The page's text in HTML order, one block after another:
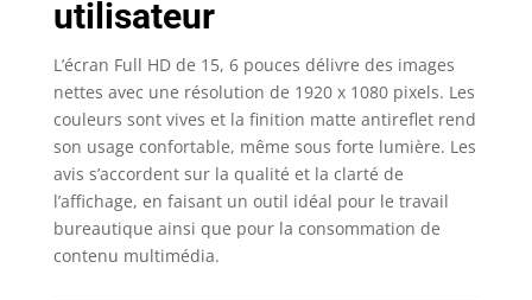
utilisateur
L’écran Full HD de 15, 6 pouces délivre des images
nettes avec une résolution de 1920 x 1080 pixels. Les
couleurs sont vives et la finition matte antireflet rend
son usage confortable, même sous forte lumière. Les
avis s’accordent sur la qualité et la clarté de
l’affichage, en faisant un outil idéal pour le travail
bureautique ainsi que pour la consommation de
contenu multimédia.